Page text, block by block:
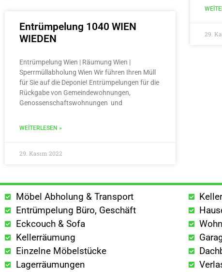
29.
Entrümpelung 1040 WIEN
WIEDEN
Entrümpelung Wien | Räumung Wien |
Sperrmüllabholung Wien Wir führen Ihren Müll
für Sie auf die Deponie! Entrümpelungen für die
Rückgabe von Gemeindewohnungen,
Genossenschaftswohnungen und
WEITERLESEN »
29. Kasım 2022
Möbel Abholung & Transport
Entrümpelung Büro, Geschäft
Eckcouch & Sofa
Kellerräumung
Einzelne Möbelstücke
Lagerräumungen